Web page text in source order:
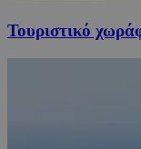
Τουριστικό